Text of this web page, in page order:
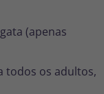
(apenas
todos os adultos,